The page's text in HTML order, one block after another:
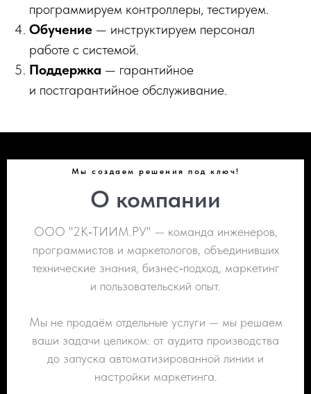
программируем контроллеры, тестируем.
Обучение — инструктируем персонал
работе с системой.
Поддержка — гарантийное
и постгарантийное обслуживание.
Мы создаем решения под ключ!
О компании
ООО "2К‑ТИИМ.РУ" — команда инженеров,
программистов и маркетологов, объединивших
технические знания, бизнес‑подход, маркетинг
и пользовательский опыт.
Мы не продаём отдельные услуги — мы решаем
ваши задачи целиком: от аудита производства
до запуска автоматизированной линии и
настройки маркетинга.